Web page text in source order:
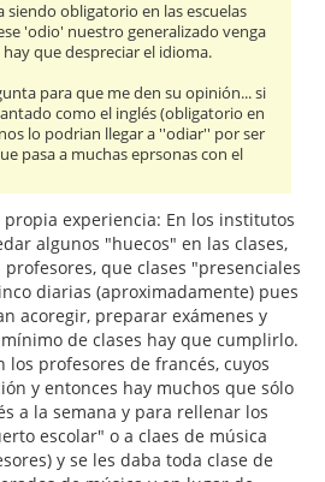
siendo obligatorio en las escuelas
'odio' nuestro generalizado venga
que despreciar el idioma.
para que me den su opinión... si
como el inglés (obligatorio en
lo podrian llegar a ''odiar'' por ser
pasa a muchas eprsonas con el
experiencia: En los institutos
algunos "huecos" en las clases,
que clases "presenciales
diarias (aproximadamente) pues
acoregir, preparar exámenes y
de clases hay que cumplirlo.
los profesores de francés, cuyos
y entonces hay muchos que sólo
a la semana y para rellenar los
escolar" o a claes de música
y se les daba toda clase de